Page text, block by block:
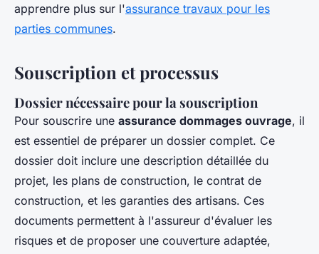
apprendre plus sur l'assurance travaux pour les
parties communes.
Souscription et processus
Dossier nécessaire pour la souscription
Pour souscrire une assurance dommages ouvrage, il
est essentiel de préparer un dossier complet. Ce
dossier doit inclure une description détaillée du
projet, les plans de construction, le contrat de
construction, et les garanties des artisans. Ces
documents permettent à l'assureur d'évaluer les
risques et de proposer une couverture adaptée,